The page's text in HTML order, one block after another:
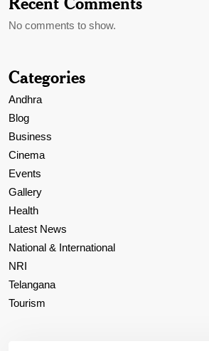
No comments to show.
Categories
Andhra
Blog
Business
Cinema
Events
Gallery
Health
Latest News
National & International
NRI
Telangana
Tourism